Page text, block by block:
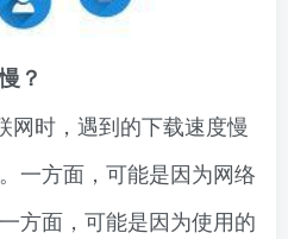
？
网时，遇到的下载速度慢
一方面，可能是因为网络
方面，可能是因为使用的